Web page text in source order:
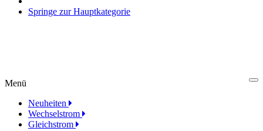
Springe zur Hauptkategorie
Menü
Neuheiten
Wechselstrom
Gleichstrom